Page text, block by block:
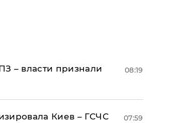
– власти признали
08:19
Киев – ГСЧС
07:59